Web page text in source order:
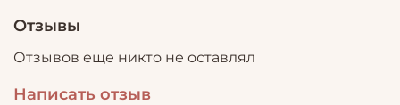
Отзывы
Отзывов еще никто не оставлял
Написать отзыв